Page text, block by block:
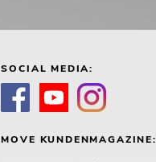
SOCIAL MEDIA:
MOVE KUNDENMAGAZINE: